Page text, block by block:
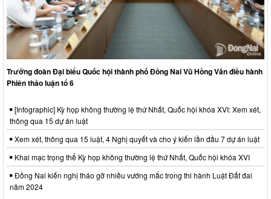
Trưởng đoàn Đại biểu Quốc hội thành phố Đồng Nai Vũ Hồng Văn điều hành
Phiên thảo luận tổ 6
[Infographic] Kỳ họp không thường lệ thứ Nhất, Quốc hội khóa XVI: Xem xét,
thông qua 15 dự án luật
Xem xét, thông qua 15 luật, 4 Nghị quyết và cho ý kiến lần đầu 7 dự án luật
Khai mạc trọng thể Kỳ họp không thường lệ thứ Nhất, Quốc hội khóa XVI
Đồng Nai kiến nghị tháo gỡ nhiều vướng mắc trong thi hành Luật Đất đai
năm 2024